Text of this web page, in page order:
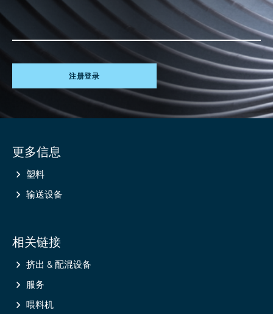
注册登录
information
更多信息
塑料
输送设备
相关链接
挤出 & 配混设备
服务
喂料机